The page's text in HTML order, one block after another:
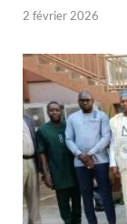
2 février 2026